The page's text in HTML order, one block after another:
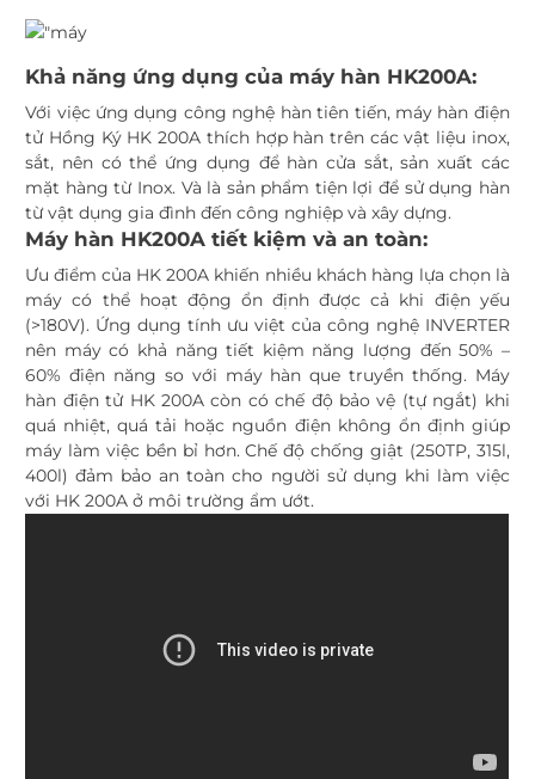
Khả năng ứng dụng của máy hàn HK200A:
Với việc ứng dụng công nghệ hàn tiên tiến, máy hàn điện
tử Hồng KýHK 200A thích hợp hàn trên các vật liệu inox,
sắt, nên có thể ứng dụng để hàn cửa sắt, sản xuất các
mặt hàng từ Inox. Và là sản phẩm tiện lợi để sử dụng hàn
từ vật dụng gia đình đến công nghiệp và xây dựng.
Máy hàn HK200A tiết kiệm và an toàn:
Ưu điểm của HK 200A khiến nhiều khách hàng lựa chọn là
máy có thể hoạt động ổn định được cả khi điện yếu
(>180V). Ứng dụng tính ưu việt của công nghệ INVERTER
nên máy có khả năng tiết kiệm năng lượng đến 50% –
60% điện năng so với máy hàn que truyền thống. Máy
hàn điện tử HK 200A còn có chế độ bảo vệ (tự ngắt) khi
quá nhiệt, quá tải hoặc nguồn điện không ổn định giúp
máy làm việc bền bỉ hơn. Chế độ chống giật (250TP, 315l,
400l) đảm bảo an toàn cho người sử dụng khi làm việc
với HK 200A ở môi trường ẩm ướt.